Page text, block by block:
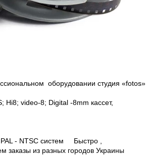
оборудовании студия «fotos»
video-8; Digital -8mm кассет,
систем Быстро ,
из разных городов Украины